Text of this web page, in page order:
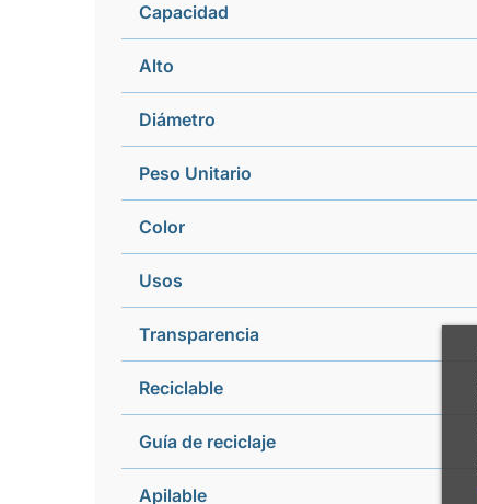
Capacidad
Alto
Diámetro
Peso Unitario
Color
Usos
Transparencia
Reciclable
Guía de reciclaje
Apilable